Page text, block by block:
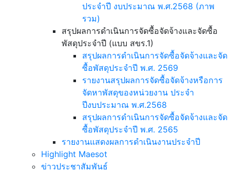
ประจำปี งบประมาณ พ.ศ.2568 (ภาพ
รวม)
สรุปผลการดำเนินการจัดซื้อจัดจ้างและจัดซื้อ
พัสดุประจำปี (แบบ สขร.1)
สรุปผลการดำเนินการจัดซื้อจัดจ้างและจัด
ซื้อพัสดุประจำปี พ.ศ. 2569
รายงานสรุปผลการจัดซื้อจัดจ้างหรือการ
จัดหาพัสดุของหน่วยงาน ประจำ
ปีงบประมาณ พ.ศ.2568
สรุปผลการดำเนินการจัดซื้อจัดจ้างและจัด
ซื้อพัสดุประจำปี พ.ศ. 2565
รายงานแสดงผลการดำเนินงานประจำปี
Highlight Maesot
ข่าวประชาสัมพันธ์